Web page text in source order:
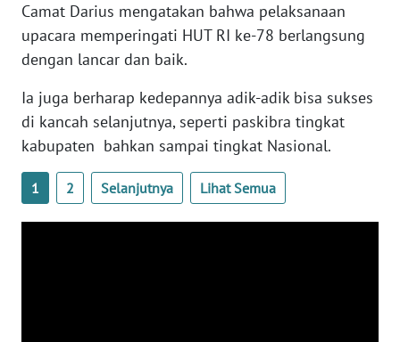
Camat Darius mengatakan bahwa pelaksanaan
upacara memperingati HUT RI ke-78 berlangsung
dengan lancar dan baik.
Ia juga berharap kedepannya adik-adik bisa sukses
di kancah selanjutnya, seperti paskibra tingkat
kabupaten bahkan sampai tingkat Nasional.
1 2 Selanjutnya Lihat Semua
RIAU
WN
WN
JAMBI
WN